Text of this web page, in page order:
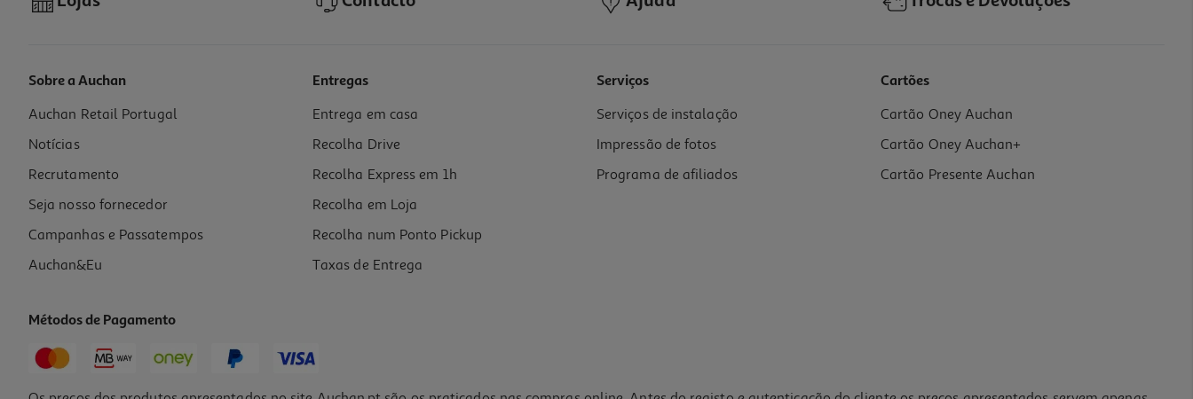
Sobre a Auchan
Auchan Retail Portugal
Notícias
Recrutamento
Seja nosso fornecedor
Campanhas e Passatempos
Auchan&Eu
Entregas
Entrega em casa
Recolha Drive
Recolha Express em 1h
Recolha em Loja
Recolha num Ponto Pickup
Taxas de Entrega
Serviços
Serviços de instalação
Impressão de fotos
Programa de afiliados
Cartões
Cartão Oney Auchan
Cartão Oney Auchan+
Cartão Presente Auchan
Métodos de Pagamento